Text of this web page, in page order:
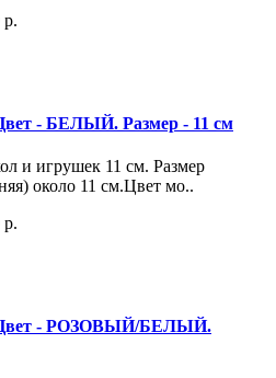
р.
- БЕЛЫЙ. Размер - 11 см
и игрушек 11 см. Размер
около 11 см.Цвет мо..
р.
Цвет - РОЗОВЫЙ/БЕЛЫЙ.